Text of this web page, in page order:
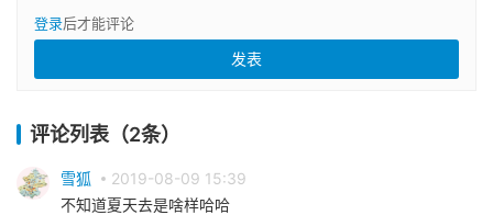
登录后才能评论
评论列表（2条）
雪狐
2019-08-09 15:39
不知道夏天去是啥样哈哈